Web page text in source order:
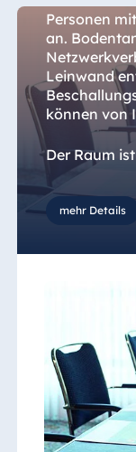
Personen
an.
Leinwand
können von
Der Raum
mehr Details